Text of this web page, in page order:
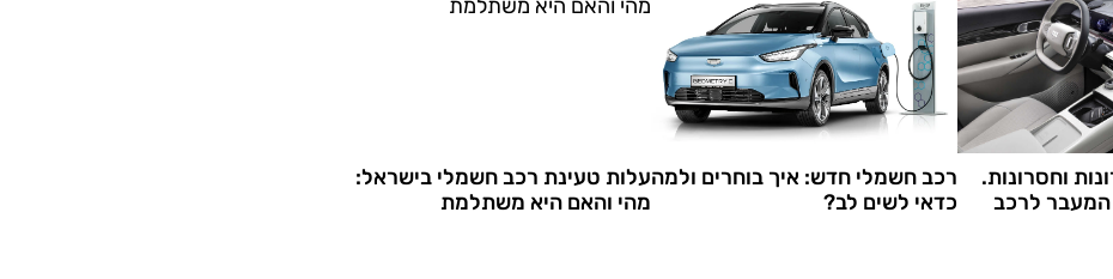
וחסרונות.
המעבר לרכב
רכב חשמלי חדש: איך בוחרים ולמה
כדאי לשים לב?
עלות טעינת רכב חשמלי בישראל:
מהי והאם היא משתלמת